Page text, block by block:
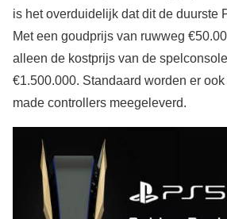
is het overduidelijk dat dit de duurste
Met een goudprijs van ruwweg
alleen de kostprijs van de
€1.500.000. Standaard worden er
made controllers meegeleverd.